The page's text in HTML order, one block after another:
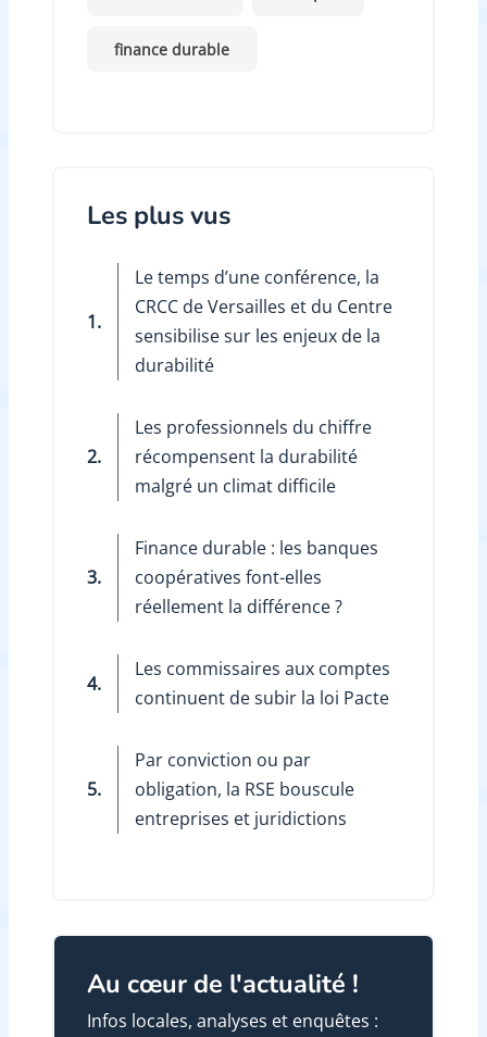
finance durable
Les plus vus
1.
Le temps d’une conférence, la
CRCC de Versailles et du Centre
sensibilise sur les enjeux de la
durabilité
2.
Les professionnels du chiffre
récompensent la durabilité
malgré un climat difficile
3.
Finance durable : les banques
coopératives font-elles
réellement la différence ?
4.
Les commissaires aux comptes
continuent de subir la loi Pacte
5.
Par conviction ou par
obligation, la RSE bouscule
entreprises et juridictions
Au cœur de l'actualité !
Infos locales, analyses et enquêtes :